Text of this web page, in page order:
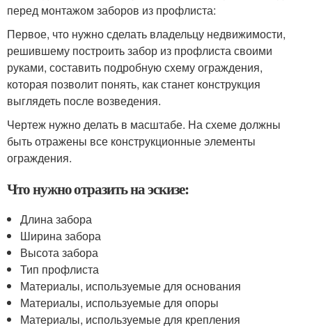
перед монтажом заборов из профлиста:
Первое, что нужно сделать владельцу недвижимости,
решившему построить забор из профлиста своими
руками, составить подробную схему ограждения,
которая позволит понять, как станет конструкция
выглядеть после возведения.
Чертеж нужно делать в масштабе. На схеме должны
быть отражены все конструкционные элементы
ограждения.
Что нужно отразить на эскизе:
Длина забора
Ширина забора
Высота забора
Тип профлиста
Материалы, используемые для основания
Материалы, используемые для опоры
Материалы, используемые для крепления